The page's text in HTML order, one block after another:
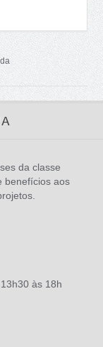
da classe
benefícios aos
às 18h